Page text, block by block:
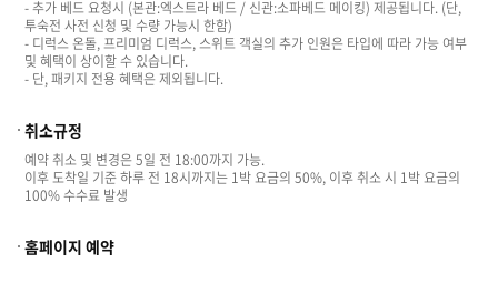
- 추가 베드 요청시 (본관:엑스트라 베드 / 신관:소파베드 메이킹) 제공됩니다. (단,
투숙전 사전 신청 및 수량 가능시 한함)
- 디럭스 온돌, 프리미엄 디럭스, 스위트 객실의 추가 인원은 타입에 따라 가능 여부
및 혜택이 상이할 수 있습니다.
- 단, 패키지 전용 혜택은 제외됩니다.
취소규정
예약 취소 및 변경은 5일 전 18:00까지 가능.
이후 도착일 기준 하루 전 18시까지는 1박 요금의 50%, 이후 취소 시 1박 요금의
100% 수수료 발생
홈페이지 예약